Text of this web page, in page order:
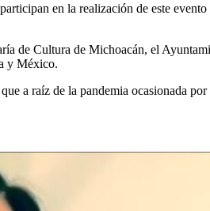
en la realización de este
de Cultura de Michoacán, el
y México.
a raíz de la pandemia ocasionada